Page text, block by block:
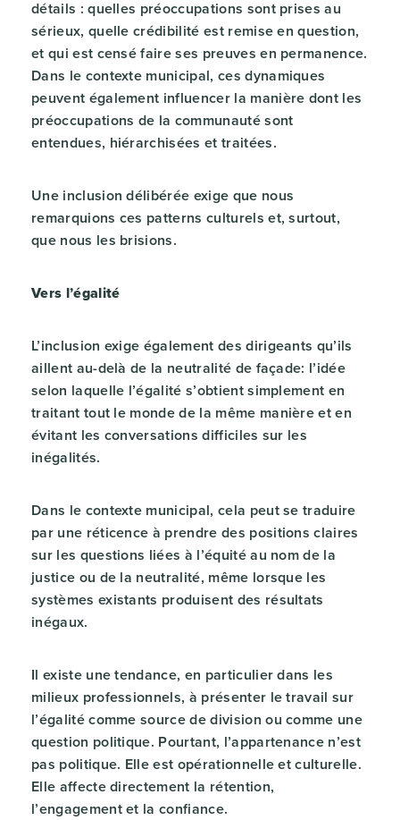
détails : quelles préoccupations sont prises au
sérieux, quelle crédibilité est remise en question,
et qui est censé faire ses preuves en permanence.
Dans le contexte municipal, ces dynamiques
peuvent également influencer la manière dont les
préoccupations de la communauté sont
entendues, hiérarchisées et traitées.
Une inclusion délibérée exige que nous
remarquions ces patterns culturels et, surtout,
que nous les brisions.
Vers l’égalité
L’inclusion exige également des dirigeants qu’ils
aillent au-delà de la neutralité de façade: l’idée
selon laquelle l’égalité s’obtient simplement en
traitant tout le monde de la même manière et en
évitant les conversations difficiles sur les
inégalités.
Dans le contexte municipal, cela peut se traduire
par une réticence à prendre des positions claires
sur les questions liées à l’équité au nom de la
justice ou de la neutralité, même lorsque les
systèmes existants produisent des résultats
inégaux.
Il existe une tendance, en particulier dans les
milieux professionnels, à présenter le travail sur
l’égalité comme source de division ou comme une
question politique. Pourtant, l’appartenance n’est
pas politique. Elle est opérationnelle et culturelle.
Elle affecte directement la rétention,
l’engagement et la confiance.